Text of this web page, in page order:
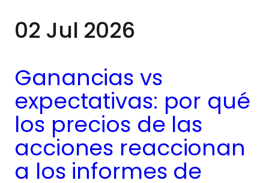
trader debe entender
antes de abrir una
posición.
Comprender estos
riesgos no significa
evitar los CFDs por
02 Jul 2026
Ganancias vs
expectativas: por qué
los precios de las
acciones reaccionan
a los informes de